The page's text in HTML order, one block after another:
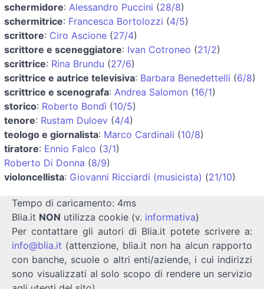
schermidore: Alessandro Puccini (28/8)
schermitrice: Francesca Bortolozzi (4/5)
scrittore: Ciro Ascione (27/4)
scrittore e sceneggiatore: Ivan Cotroneo (21/2)
scrittrice: Rina Brundu (27/6)
scrittrice e autrice televisiva: Barbara Benedettelli (6/8)
scrittrice e scenografa: Andrea Salomon (16/1)
storico: Roberto Bondì (10/5)
tenore: Rustam Duloev (4/4)
teologo e giornalista: Marco Cardinali (10/8)
tiratore: Ennio Falco (3/1)
Roberto Di Donna (8/9)
violoncellista: Giovanni Ricciardi (musicista) (21/10)
Tempo di caricamento: 4ms
Blia.it NON utilizza cookie (v. informativa)
Per contattare gli autori di Blia.it potete scrivere a:
info@blia.it (attenzione, blia.it non ha alcun rapporto
con banche, scuole o altri enti/aziende, i cui indirizzi
sono visualizzati al solo scopo di rendere un servizio